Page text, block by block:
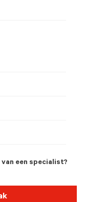
een specialist?